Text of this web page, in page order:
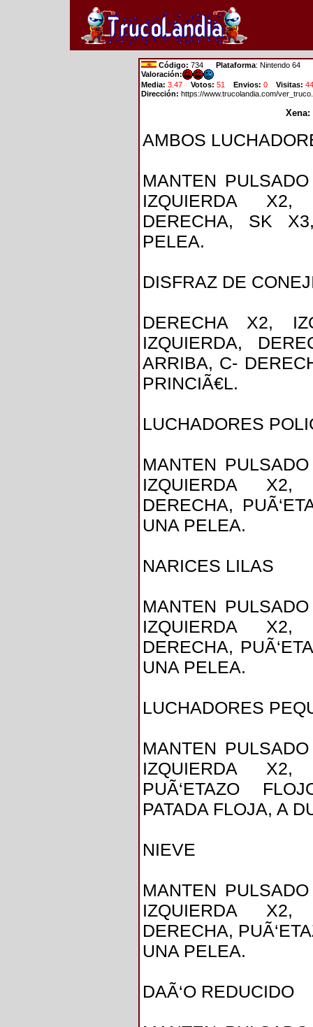
Código: 734 Plataforma: Nintendo 64
Valoración:
Media: 3.47 Votos: 51 Envios: 0 Visitas:
Dirección: https://www.trucolandia.com/
Xena:
AMBOS
MANTEN
IZQUIERDA X2,
DERECHA, SK
PELEA.
DISFRAZ DE
DERECHA X2,
IZQUIERDA,
ARRIBA, C-
PRINCIÃ€L.
LUCHADORES
MANTEN
IZQUIERDA X2,
DERECHA,
UNA PELEA.
NARICES LILAS
MANTEN
IZQUIERDA X2,
DERECHA,
UNA PELEA.
LUCHADORES
MANTEN
IZQUIERDA X2,
PUÃ‘ETAZO
PATADA FLOJA, A
NIEVE
MANTEN
IZQUIERDA X2,
DERECHA,
UNA PELEA.
DAÃ‘O REDUCIDO